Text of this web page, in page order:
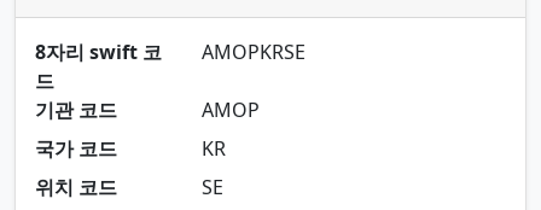
8자리 swift 코
드
AMOPKRSE
기관 코드
AMOP
국가 코드
KR
위치 코드
SE